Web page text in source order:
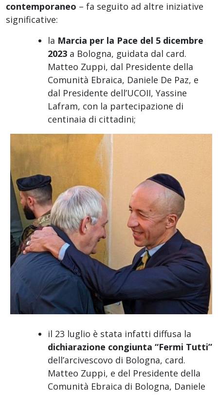
contemporaneo – fa seguito ad altre iniziative
significative:
la Marcia per la Pace del 5 dicembre
2023 a Bologna, guidata dal card.
Matteo Zuppi, dal Presidente della
Comunità Ebraica, Daniele De Paz, e
dal Presidente dell’UCOII, Yassine
Lafram, con la partecipazione di
centinaia di cittadini;
il 23 luglio è stata infatti diffusa la
dichiarazione congiunta “Fermi Tutti”
dell’arcivescovo di Bologna, card.
Matteo Zuppi, e del Presidente della
Comunità Ebraica di Bologna, Daniele